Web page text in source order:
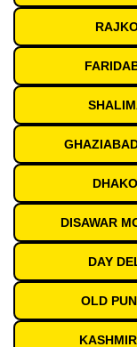
DISAWAR
DAY
OLD